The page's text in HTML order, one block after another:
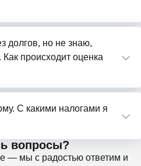
долгов, но не знаю,
Как происходит оценка
С какими налогами я
вопросы?
— мы с радостью ответим и